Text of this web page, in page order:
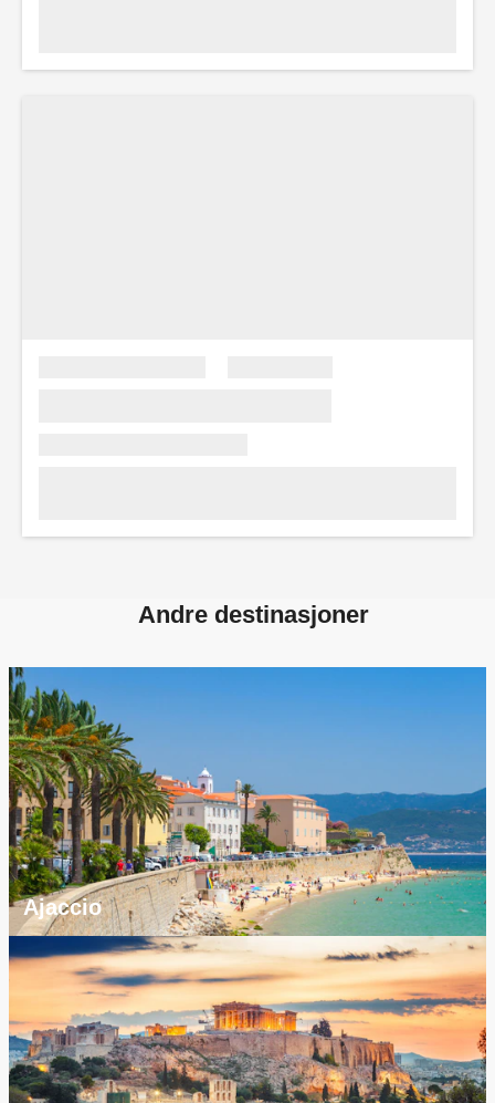
Andre destinasjoner
Ajaccio